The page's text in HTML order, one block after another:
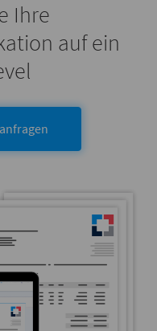
Ihre
auf ein